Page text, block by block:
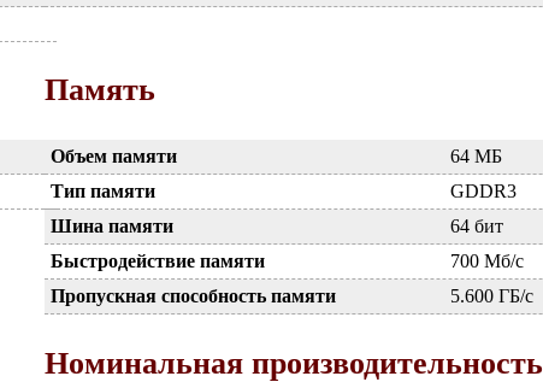
Память
Объем памяти
64 МБ
Тип памяти
GDDR3
Шина памяти
64 бит
Быстродействие памяти
700 Мб/с
Пропускная способность памяти
5.600 ГБ/с
Номинальная производительность